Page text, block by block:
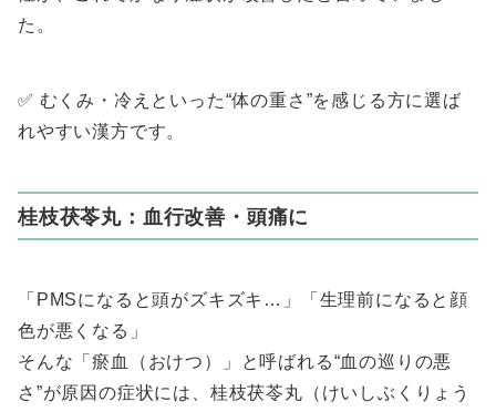
た。
✅ むくみ・冷えといった“体の重さ”を感じる方に選ば
れやすい漢方です。
桂枝茯苓丸：血行改善・頭痛に
「PMSになると頭がズキズキ…」「生理前になると顔
色が悪くなる」
そんな「瘀血（おけつ）」と呼ばれる“血の巡りの悪
さ”が原因の症状には、桂枝茯苓丸（けいしぶくりょう